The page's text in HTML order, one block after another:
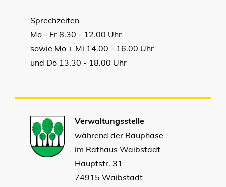
Sprechzeiten
Mo - Fr 8.30 - 12.00 Uhr
sowie Mo + Mi 14.00 - 16.00 Uhr
und Do 13.30 - 18.00 Uhr
Verwaltungsstelle
während der Bauphase
im Rathaus Waibstadt
Hauptstr. 31
74915 Waibstadt